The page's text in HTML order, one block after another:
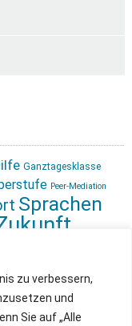
zu verbessern,
und
Sie auf „Alle
Ganztagesklasse
Peer-Mediation
Sprachen